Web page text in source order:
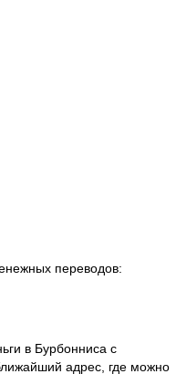
переводов:
в Бурбонниса с
адрес, где можно